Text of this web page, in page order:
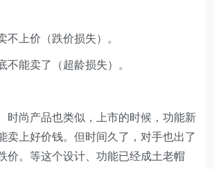
不上价（跌价损失）。
不能卖了（超龄损失）。
时尚产品也类似，上市的时候，功能新
卖上好价钱。但时间久了，对手也出了
价。等这个设计、功能已经成土老帽